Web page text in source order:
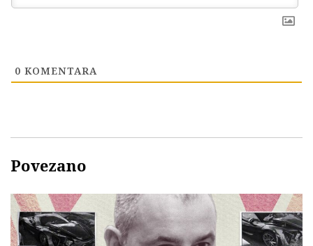
0 KOMENTARA
Povezano